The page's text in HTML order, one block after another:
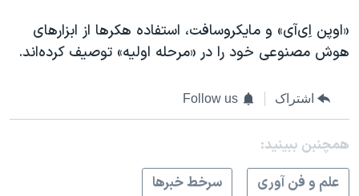
«اوپن اِی‌آی» و مایکروسافت، استفاده هکرها از ابزارهای
هوش مصنوعی خود را در «مرحله اولیه» توصیف کرده‌اند.
اشتراک Follow us
همچنبن ببینید:
علم و فن آوری
سرخط خبرها